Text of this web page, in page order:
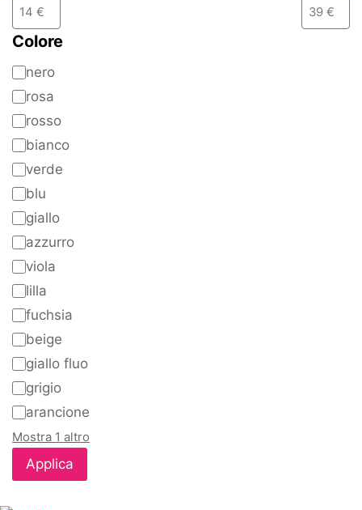
Colore
nero
rosa
rosso
bianco
verde
blu
giallo
azzurro
viola
lilla
fuchsia
beige
giallo fluo
grigio
arancione
Mostra 1 altro
Applica